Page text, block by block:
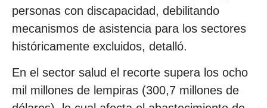
personas con discapacidad, debilitando
mecanismos de asistencia para los sectores
históricamente excluidos, detalló.
En el sector salud el recorte supera los ocho
mil millones de lempiras (300,7 millones de